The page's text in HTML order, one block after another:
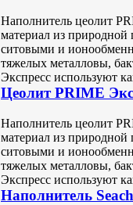
Наполнитель цеолит
материал из
ситовыми и
тяжелых металловы,
Экспресс используют
Цеолит PRIME
Наполнитель цеолит
материал из
ситовыми и
тяжелых металловы,
Экспресс используют
Наполнитель